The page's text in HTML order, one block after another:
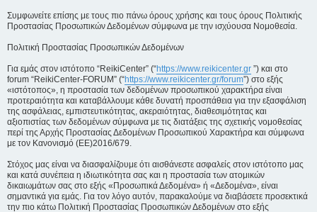
Συμφωνείτε επίσης με τους πιο πάνω όρους χρήσης και τους όρους Πολιτικής
Προστασίας Προσωπικών Δεδομένων σύμφωνα με την ισχύουσα Νομοθεσία.
Πολιτική Προστασίας Προσωπικών Δεδομένων
Για εμάς στον ιστότοπο “ReikiCenter” (“https://www.reikicenter.gr ”) και στο
forum “ReikiCenter-FORUM” (“https://www.reikicenter.gr/forum”) στο εξής
«ιστότοπος», η προστασία των δεδομένων προσωπικού χαρακτήρα είναι
προτεραιότητα και καταβάλλουμε κάθε δυνατή προσπάθεια για την εξασφάλιση
της ασφάλειας, εμπιστευτικότητας, ακεραιότητας, διαθεσιμότητας και
αξιοπιστίας των δεδομένων σύμφωνα με τις διατάξεις της σχετικής νομοθεσίας
περί της Αρχής Προστασίας Δεδομένων Προσωπικού Χαρακτήρα και σύμφωνα
με τον Κανονισμό (ΕΕ)2016/679.
Στόχος μας είναι να διασφαλίζουμε ότι αισθάνεστε ασφαλείς στον ιστότοπο μας
και κατά συνέπεια η ιδιωτικότητα σας και η προστασία των ατομικών
δικαιωμάτων σας στο εξής «Προσωπικά Δεδομένα» ή «Δεδομένα», είναι
σημαντικά για εμάς. Για τον λόγο αυτόν, παρακαλούμε να διαβάσετε προσεκτικά
την πιο κάτω Πολιτική Προστασίας Προσωπικών Δεδομένων στο εξής